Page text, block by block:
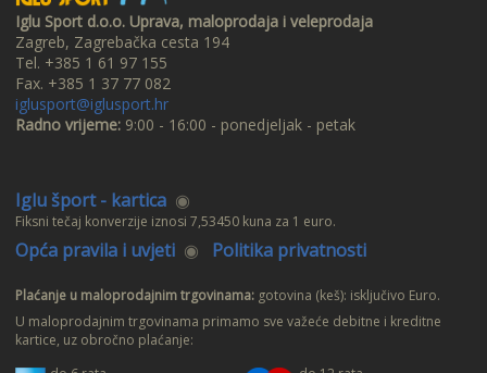
Iglu Sport d.o.o. Uprava, maloprodaja i veleprodaja
Zagreb, Zagrebačka cesta 194
Tel. +385 1 61 97 155
Fax. +385 1 37 77 082
iglusport@iglusport.hr
Radno vrijeme: 9:00 - 16:00 - ponedjeljak - petak
Iglu šport - kartica ◉
Fiksni tečaj konverzije iznosi 7,53450 kuna za 1 euro.
Opća pravila i uvjeti ◉ Politika privatnosti
Plaćanje u maloprodajnim trgovinama: gotovina (keš): isključivo Euro.
U maloprodajnim trgovinama primamo sve važeće debitne i kreditne
kartice, uz obročno plaćanje: